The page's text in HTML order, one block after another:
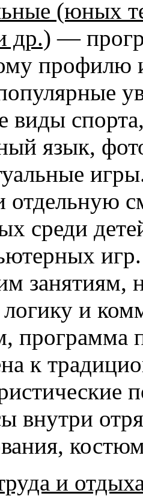
(юных
др.) —
профилю
виды
язык,
отдельную
среди
занятиям,
логику и
программа
к
внутри
и